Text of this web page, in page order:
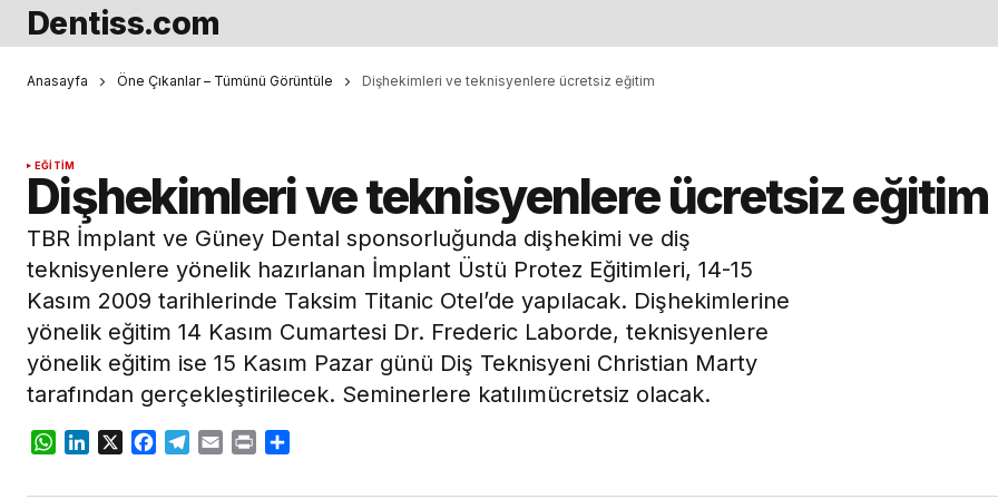
Dentiss.com
Anasayfa Öne Çıkanlar – Tümünü Görüntüle Dişhekimleri ve teknisyenlere ücretsiz eğitim
EĞITIM
Dişhekimleri ve teknisyenlere ücretsiz eğitim
TBR İmplant ve Güney Dental sponsorluğunda dişhekimi ve diş
teknisyenlere yönelik hazırlanan İmplant Üstü Protez Eğitimleri, 14-15
Kasım 2009 tarihlerinde Taksim Titanic Otel’de yapılacak. Dişhekimlerine
yönelik eğitim 14 Kasım Cumartesi Dr. Frederic Laborde, teknisyenlere
yönelik eğitim ise 15 Kasım Pazar günü Diş Teknisyeni Christian Marty
tarafından gerçekleştirilecek. Seminerlere katılımücretsiz olacak.
WhatsApp
LinkedIn
X Facebook
Telegram
Email Print